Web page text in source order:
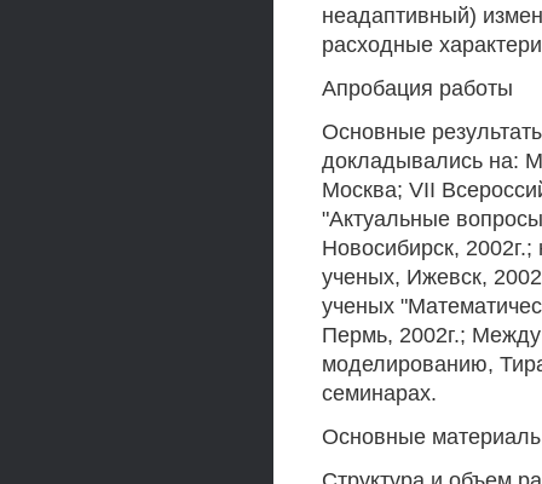
неадаптивный)
расходные
Апробация работы
Основные
докладывались на:
Москва; VII
"Актуальные
Новосибирск,
ученых, Ижевск,
ученых
Пермь, 2002г.;
моделированию,
семинарах.
Основные